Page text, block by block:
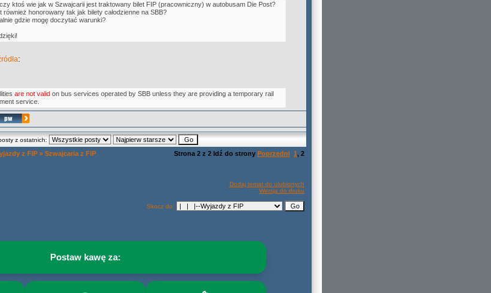
ktoś wie jak w Szwajcarii jest traktowany bilet FIP (pracowniczny) w autobusam Die Post?
również honorowany tak jak bilety całodzienne na SBB?
gdzie mogę doczytać warunki?
:
are not valid on bus services operated by SBB unless they are providing a temporary rail
service.
z ostatnich:
z FIP » Szwajcaria z FIP Strona 2 z 2 Idź do strony Poprzedni 1, 2
Dodaj temat do ulubionych
Wersja do druku
Skocz do:
Postaw kawę za: